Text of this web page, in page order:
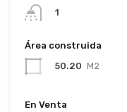
1
Área construida
50.20 M2
En Venta